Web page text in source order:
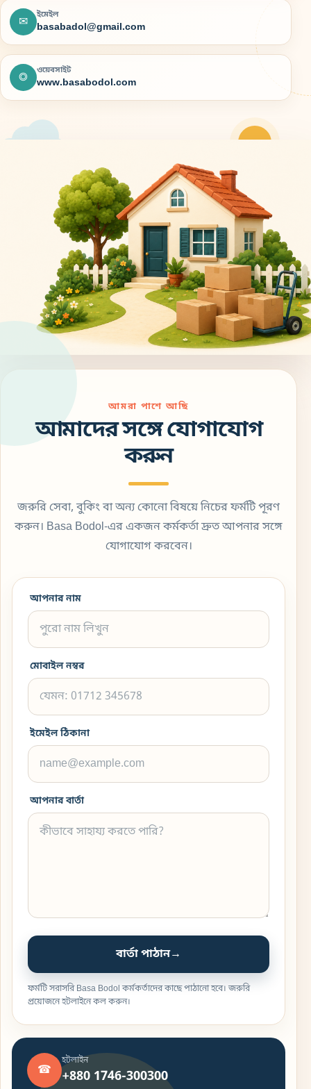
✉ ইমেইল
basabadol@gmail.com
◎ ওয়েবসাইট
www.basabodol.com
আমরা পাশে আছি
আমাদের সঙ্গে যোগাযোগ
করুন
জরুরি সেবা, বুকিং বা অন্য কোনো বিষয়ে নিচের ফর্মটি পূরণ
করুন। Basa Bodol-এর একজন কর্মকর্তা দ্রুত আপনার সঙ্গে
যোগাযোগ করবেন।
আপনার নাম
মোবাইল নম্বর
ইমেইল ঠিকানা
আপনার বার্তা
বার্তা পাঠান→
ফর্মটি সরাসরি Basa Bodol কর্মকর্তাদের কাছে পাঠানো হবে। জরুরি
প্রয়োজনে হটলাইনে কল করুন।
☎
হটলাইন
+880 1746-300300